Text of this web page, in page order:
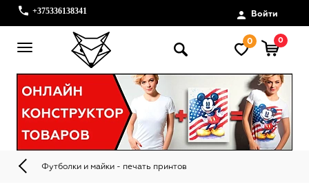
+375336138341 Войти
0 0
Футболки и майки - печать принтов